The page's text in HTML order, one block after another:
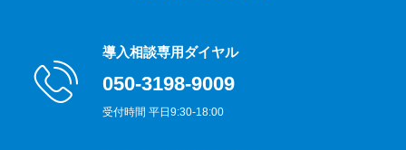
導入相談専用ダイヤル
050-3198-9009
受付時間 平日9:30-18:00